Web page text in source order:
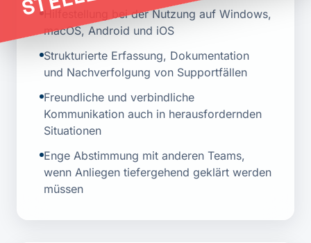
Hilfestellung bei der Nutzung auf Windows,
macOS, Android und iOS
Strukturierte Erfassung, Dokumentation
und Nachverfolgung von Supportfällen
Freundliche und verbindliche
Kommunikation auch in herausfordernden
Situationen
Enge Abstimmung mit anderen Teams,
wenn Anliegen tiefergehend geklärt werden
müssen